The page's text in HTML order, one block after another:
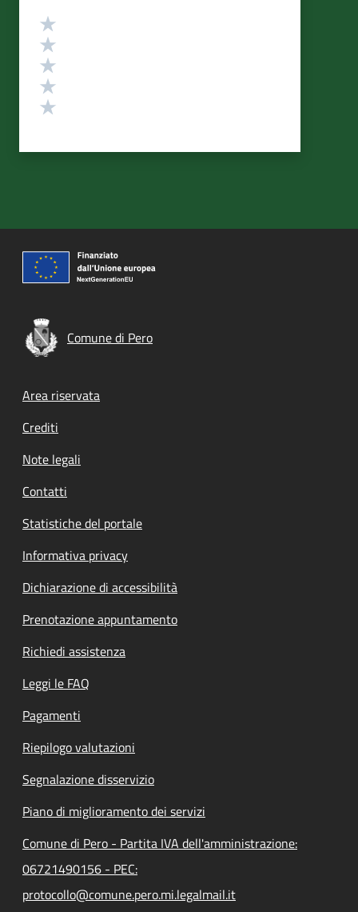
Valutazione
Comune di Pero
Footer menu
Area riservata
Crediti
Note legali
Contatti
Statistiche del portale
Informativa privacy
Dichiarazione di accessibilità
Prenotazione appuntamento
Richiedi assistenza
Leggi le FAQ
Pagamenti
Riepilogo valutazioni
Segnalazione disservizio
Piano di miglioramento dei servizi
Comune di Pero - Partita IVA dell'amministrazione:
06721490156 - PEC:
protocollo@comune.pero.mi.legalmail.it